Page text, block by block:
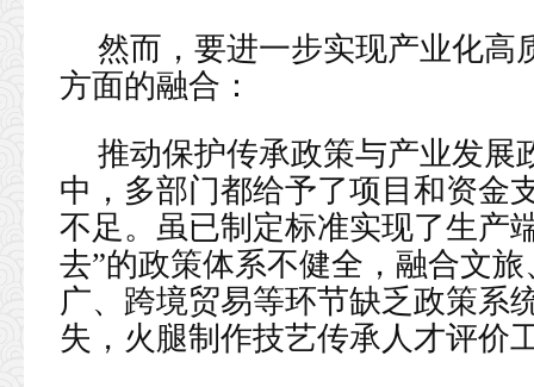
然而，要进一步实现产业化高
方面的融合：
推动保护传承政策与产业发展
中，多部门都给予了项目和资金
不足。虽已制定标准实现了生产
去”的政策体系不健全，融合文
广、跨境贸易等环节缺乏政策系
失，火腿制作技艺传承人才评价